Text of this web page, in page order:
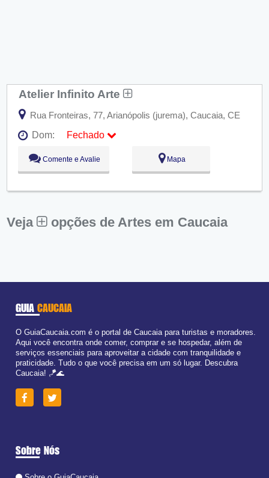
Atelier Infinito Arte
Rua Fronteiras, 77, Arianópolis (jurema), Caucaia, CE
Dom:
Fechado
Seg:
Ter:
09:00 - 18:00
Qua:
09:00 - 18:00
Sex:
09:00 - 18:00
Dom:
Fechado
Comente e Avalie Mapa
Veja opções de Artes em Caucaia
GUIA CAUCAIA
O GuiaCaucaia.com é o portal de Caucaia para turistas e moradores.
Aqui você encontra onde comer, comprar e se hospedar, além de
serviços essenciais para aproveitar a cidade com tranquilidade e
praticidade. Tudo o que você precisa em um só lugar. Descubra
Caucaia! 🪁🌊
Sobre Nós